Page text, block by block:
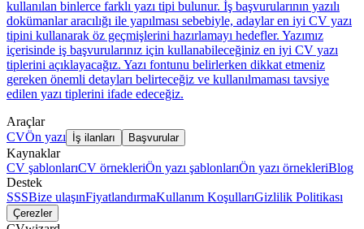
kullanılan binlerce farklı yazı tipi bulunur. İş başvurularının yazılı
dokümanlar aracılığı ile yapılması sebebiyle, adaylar en iyi CV yazı
tipini kullanarak öz geçmişlerini hazırlamayı hedefler. Yazımız
içerisinde iş başvurularınız için kullanabileceğiniz en iyi CV yazı
tiplerini açıklayacağız. Yazı fontunu belirlerken dikkat etmeniz
gereken önemli detayları belirteceğiz ve kullanılmaması tavsiye
edilen yazı tiplerini ifade edeceğiz.
Araçlar
CVÖn yazı İş ilanları Başvurular
Kaynaklar
CV şablonlarıCV örnekleriÖn yazı şablonlarıÖn yazı örnekleriBlog
Destek
SSSBize ulaşınFiyatlandırmaKullanım KoşullarıGizlilik Politikası
Çerezler